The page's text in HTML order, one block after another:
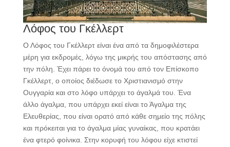
Λόφος του Γκέλλερτ
Ο Λόφος του Γκέλλερτ είναι ένα από τα δημοφιλέστερα
μέρη για εκδρομές, λόγω της μικρής του απόστασης από
την πόλη. Έχει πάρει το όνομά του από τον Επίσκοπο
Γκέλλερτ, ο οποίος διέδωσε το Χριστιανισμό στην
Ουγγαρία και στο λόφο υπάρχει το άγαλμά του. Ένα
άλλο άγαλμα, που υπάρχει εκεί είναι το Άγαλμα της
Ελευθερίας, που είναι ορατό από κάθε σημείο της πόλης
και πρόκειται για το άγαλμα μίας γυναίκας, που κρατάει
ένα φτερό φοίνικα. Στην κορυφή του λόφου είχε κτιστεί